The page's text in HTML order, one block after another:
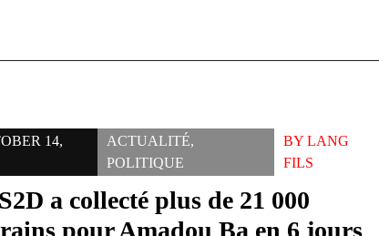
14,
ACTUALITÉ,
POLITIQUE
BY LANG
FILS
a collecté plus de 21 000
pour Amadou Ba en 6 jours